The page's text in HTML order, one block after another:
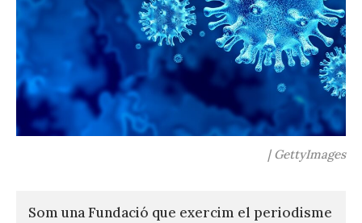
| GettyImages
Som una Fundació que exercim el periodisme